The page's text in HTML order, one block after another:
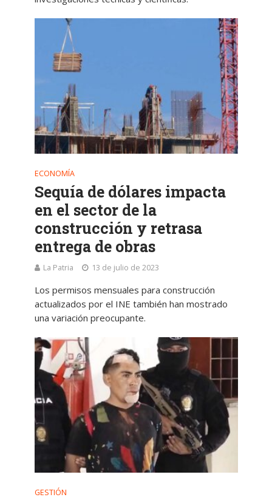
ECONOMÍA
Sequía de dólares impacta
en el sector de la
construcción y retrasa
entrega de obras
La Patria 13 de julio de 2023
Los permisos mensuales para construcción
actualizados por el INE también han mostrado
una variación preocupante.
GESTIÓN